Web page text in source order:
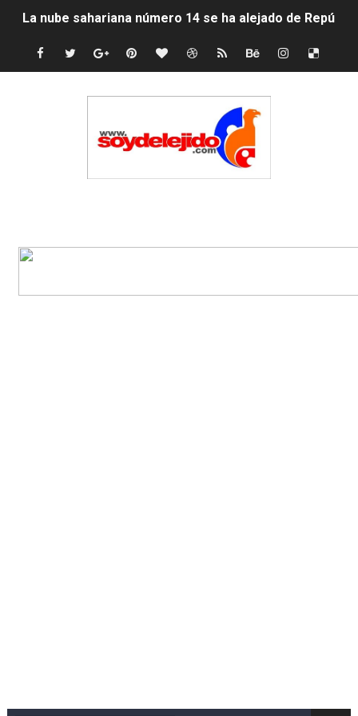
Tasa del dólar jueves 06 de agosto de 2026
Indomet pronostica temperaturas de hasta 35 °C para
JAPY VERDEI MISS MICHELL ROSARIO
JAPY VERDEI MR. EDDY OLIVO
Playas públicas y hoteles: ¿hasta dónde puede
Incendio en Grecia quema 12,600 hectáreas y obliga a